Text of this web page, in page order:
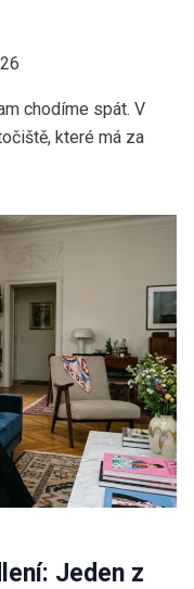
chodíme spát. V
které má za
Jeden z